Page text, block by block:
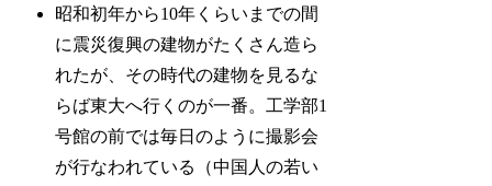
昭和初年から10年くらいまでの間
に震災復興の建物がたくさん造ら
れたが、その時代の建物を見るな
らば東大へ行くのが一番。工学部1
号館の前では毎日のように撮影会
が行なわれている（中国人の若い